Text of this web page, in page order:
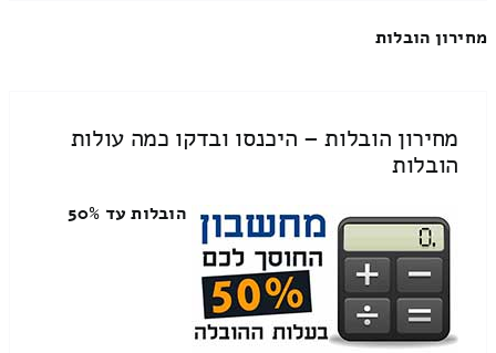
מחירון הובלות
מחירון הובלות – היכנסו ובדקו כמה עולות
הובלות
הובלות עד 50%